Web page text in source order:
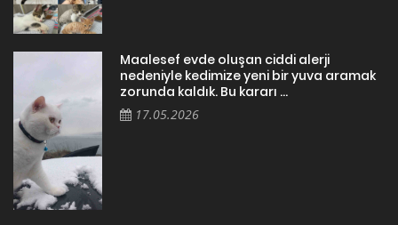
Maalesef evde oluşan ciddi alerji
nedeniyle kedimize yeni bir yuva aramak
zorunda kaldık. Bu kararı ...
17.05.2026